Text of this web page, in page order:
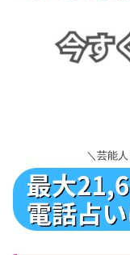
＼芸能